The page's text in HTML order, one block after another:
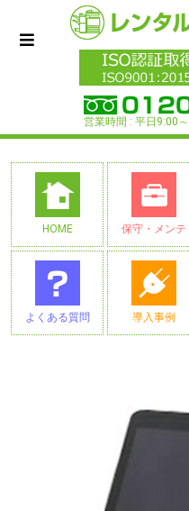
営業時間 : 平日9:00
HOME 保守・メンテ
よくある質問 導入事例